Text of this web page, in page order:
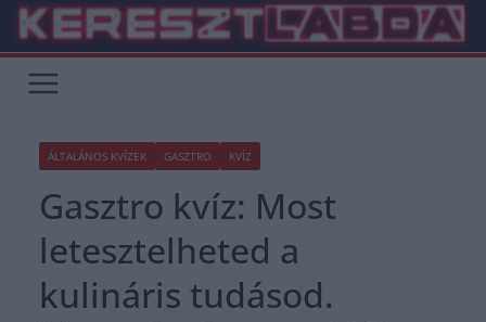
Skip
content
ÁLTALÁNOS KVÍZEK GASZTRO KVÍZ
Gasztro kvíz: Most
letesztelheted a
kulináris tudásod.